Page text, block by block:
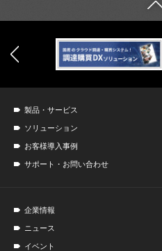
製品・サービス
ソリューション
お客様導入事例
サポート・お問い合わせ
企業情報
ニュース
イベント